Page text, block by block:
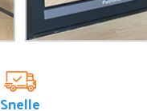
Snelle